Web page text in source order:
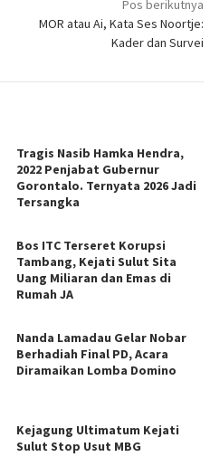
Pos berikutnya
MOR atau Ai, Kata Ses Noortje:
Kader dan Survei
Tragis Nasib Hamka Hendra,
2022 Penjabat Gubernur
Gorontalo. Ternyata 2026 Jadi
Tersangka
Bos ITC Terseret Korupsi
Tambang, Kejati Sulut Sita
Uang Miliaran dan Emas di
Rumah JA
Nanda Lamadau Gelar Nobar
Berhadiah Final PD, Acara
Diramaikan Lomba Domino
Kejagung Ultimatum Kejati
Sulut Stop Usut MBG